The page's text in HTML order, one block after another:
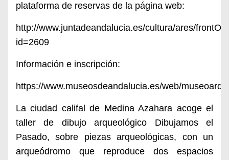
plataforma de reservas de la página web:
http://www.juntadeandalucia.es/cultura/ares/
id=2609
Información e inscripción:
https://www.museosdeandalucia.es/web/
La ciudad califal de Medina Azahara acoge el
taller de dibujo arqueológico Dibujamos el
Pasado, sobre piezas arqueológicas, con un
arqueódromo que reproduce dos espacios